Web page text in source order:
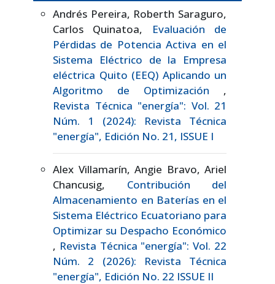
Andrés Pereira, Roberth Saraguro,
Carlos Quinatoa,
Evaluación de
Pérdidas de Potencia Activa en el
Sistema Eléctrico de la Empresa
eléctrica Quito (EEQ) Aplicando un
Algoritmo de Optimización ,
Revista Técnica "energía": Vol. 21
Núm. 1 (2024): Revista Técnica
"energía", Edición No. 21, ISSUE I
Alex Villamarín, Angie Bravo, Ariel
Chancusig, Contribución del
Almacenamiento en Baterías en el
Sistema Eléctrico Ecuatoriano para
Optimizar su Despacho Económico
, Revista Técnica "energía": Vol. 22
Núm. 2 (2026): Revista Técnica
"energía", Edición No. 22 ISSUE II